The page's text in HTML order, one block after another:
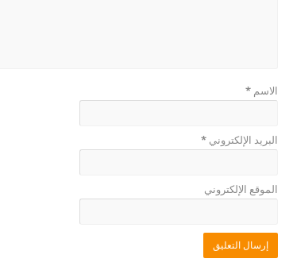
الاسم *
البريد الإلكتروني *
الموقع الإلكتروني